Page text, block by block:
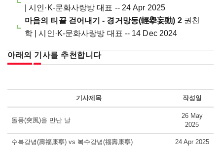
| 시인·K-문화사랑방 대표 -- 24 Apr 2025
마음의 티끌 걷어내기 - 경거망동(輕擧妄動) 2 권천
학 | 시인·K-문화사랑방 대표 -- 14 Dec 2024
아래의 기사를 추천합니다
기사제목 작성일
돌풍(突風)을 만난 날
26 May
2025
수복강녕(壽福康寧) vs 복수강녕(福壽康寧) 24 Apr 2025